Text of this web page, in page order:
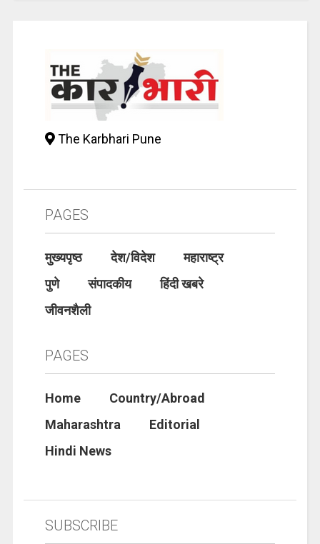
The Karbhari Pune
PAGES
मुख्यपृष्ठ देश/विदेश
महाराष्ट्र
पुणे
संपादकीय
हिंदी खबरे
जीवनशैली
PAGES
Home
Country/Abroad
Maharashtra
Editorial
Hindi News
SUBSCRIBE